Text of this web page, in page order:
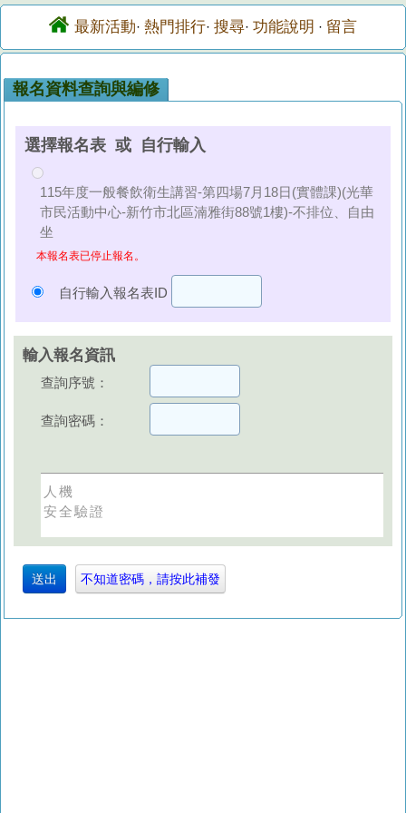
最新活動· 熱門排行· 搜尋· 功能說明 · 留言
報名資料查詢與編修
選擇報名表 或 自行輸入
115年度一般餐飲衛生講習-第四場7月18日(實體課)(光華
市民活動中心-新竹市北區湳雅街88號1樓)-不排位、自由
坐
本報名表已停止報名。
自行輸入報名表ID
輸入報名資訊
查詢序號：
查詢密碼：
人機
安全驗證